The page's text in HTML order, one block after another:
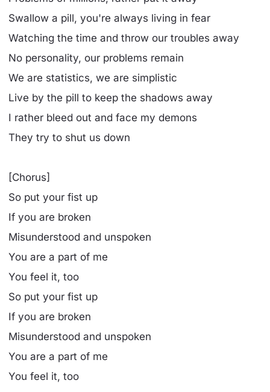
Swallow a pill, you're always living in fear
Watching the time and throw our troubles away
No personality, our problems remain
We are statistics, we are simplistic
Live by the pill to keep the shadows away
I rather bleed out and face my demons
They try to shut us down
[Chorus]
So put your fist up
If you are broken
Misunderstood and unspoken
You are a part of me
You feel it, too
So put your fist up
If you are broken
Misunderstood and unspoken
You are a part of me
You feel it, too